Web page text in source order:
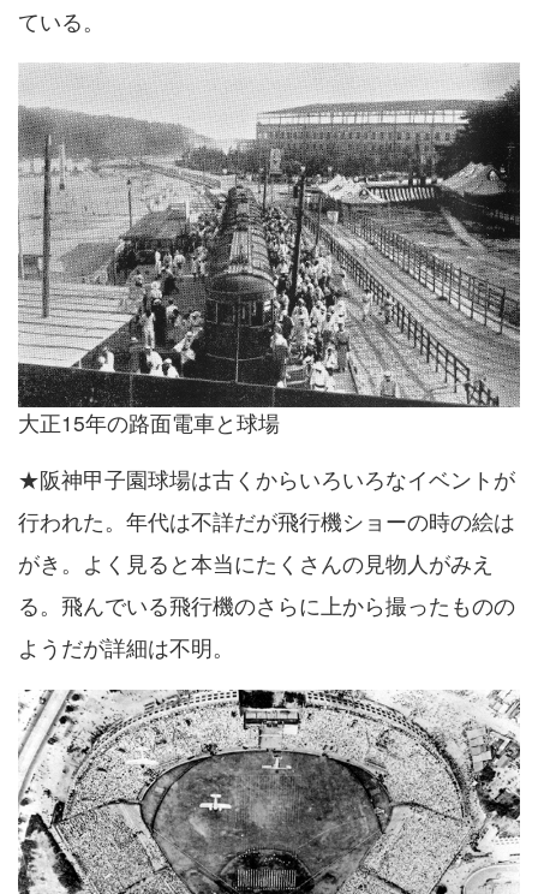
ている。
大正15年の路面電車と球場
★阪神甲子園球場は古くからいろいろなイベントが
行われた。年代は不詳だが飛行機ショーの時の絵は
がき。よく見ると本当にたくさんの見物人がみえ
る。飛んでいる飛行機のさらに上から撮ったものの
ようだが詳細は不明。